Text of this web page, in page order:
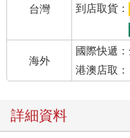
錯誤的地方找答案，以致
落得抑鬱寡歡呢？這本書
探討這個亙古的問題：人
個問題的答案，或許我們
二十五年前，我有了一個
以來就知道它的存在。
都知道它存在，卻始終沒
台灣
到店取貨：
海外
國際快遞
港澳店取：
詳細資料